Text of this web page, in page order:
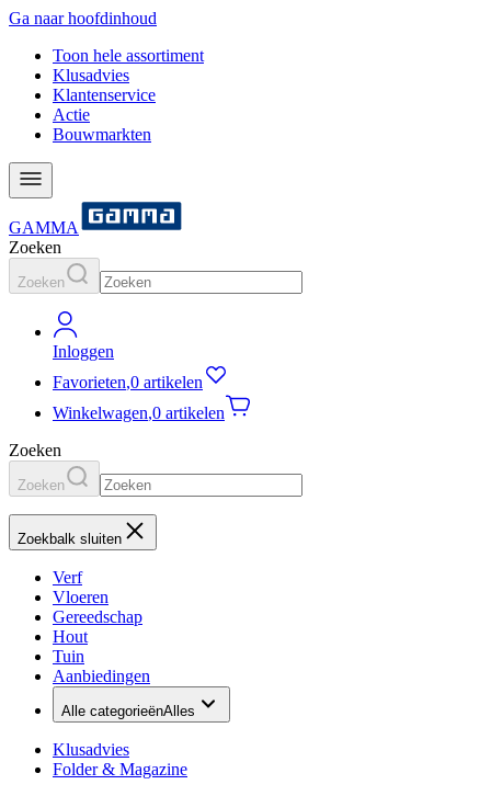
Ga naar hoofdinhoud
Toon hele assortiment
Klusadvies
Klantenservice
Actie
Bouwmarkten
GAMMA
Zoeken
Zoeken
Inloggen
Favorieten,0 artikelen
Winkelwagen,0 artikelen
Zoeken
Zoeken
Zoekbalk sluiten
Verf
Vloeren
Gereedschap
Hout
Tuin
Aanbiedingen
Alle categorieënAlles
Klusadvies
Folder & Magazine